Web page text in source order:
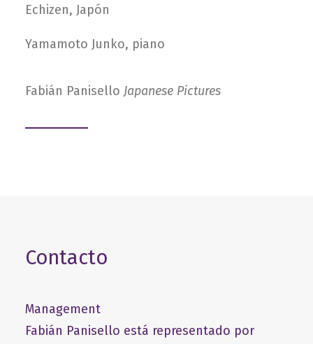
Echizen, Japón
Yamamoto Junko, piano
Fabián Panisello Japanese Pictures
Contacto
Management
Fabián Panisello está representado por